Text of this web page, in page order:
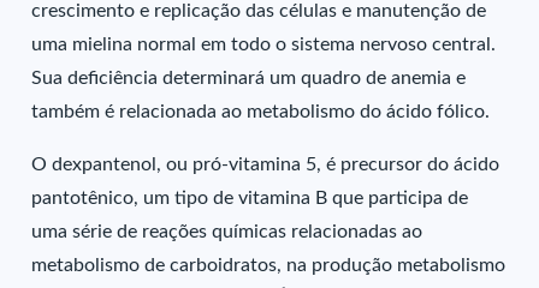
crescimento e replicação das células e manutenção de
uma mielina normal em todo o sistema nervoso central.
Sua deficiência determinará um quadro de anemia e
também é relacionada ao metabolismo do ácido fólico.
O dexpantenol, ou pró-vitamina 5, é precursor do ácido
pantotênico, um tipo de vitamina B que participa de
uma série de reações químicas relacionadas ao
metabolismo de carboidratos, na produção metabolismo